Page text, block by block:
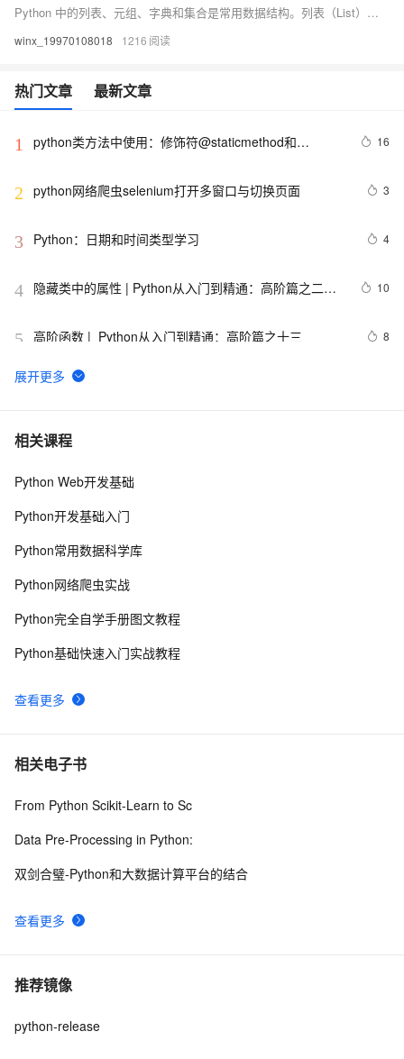
Python 中的列表、元组、字典和集合是常用数据结构。列表（List）是有序可变集合，支持增删改查操作；元组（Tuple）与列表类似但不可变，适合存储固定数据；字典（Dictionary）以键值对形式存储，无序可变，便于快速查找和修改；集合（Set）为无序不重复集合，支持高效集合运算如并集、交集等。根据需求选择合适的数据结构，可提升代码效率与可读性。
winx_19970108018 1216
热门文章 最新文章
1
python类方法中使用：修饰符@staticmethod和
使用
16
2 python网络爬虫selenium打开多窗口与切换页面 3
3 Python：日期和时间类型学习 4
4 隐藏类中的属性 | Python从入门到精通：高阶篇之二十
10
5 高阶函数 |  Python从入门到精通：高阶篇之十三 8
6 【笔记】Python简明教程
7 用 Python 实现你的量化交易策略
8 python_list
10python中时间日期格式化符号
相关课程
查看更多
Python Web开发基础
Python开发基础入门
Python常用数据科学库
Python网络爬虫实战
Python完全自学手册图文教程
Python基础快速入门实战教程
相关电子书
查看更多
From Python Scikit-Learn to Sc
Data Pre-Processing in Python:
双剑合璧-Python和大数据计算平台的结合
推荐镜像
python-release